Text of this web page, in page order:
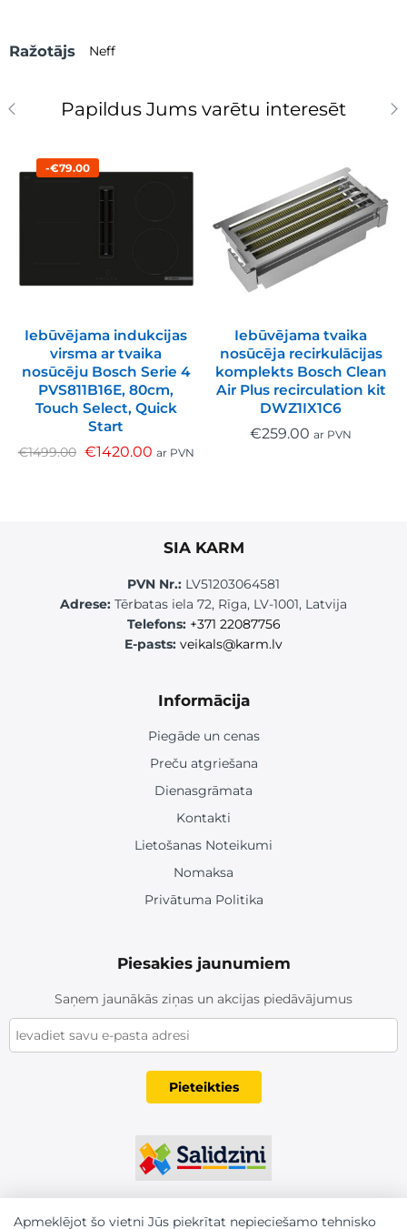
Ražotājs Neff
Papildus Jums varētu interesēt
-€79.00
Iebūvējama indukcijas
virsma ar tvaika
nosūcēju Bosch Serie 4
PVS811B16E, 80cm,
Touch Select, Quick
Start
€1499.00 €1420.00 ar PVN
Iebūvējama tvaika
nosūcēja recirkulācijas
komplekts Bosch Clean
Air Plus recirculation kit
DWZ1IX1C6
€259.00 ar PVN
SIA KARM
PVN Nr.: LV51203064581
Adrese: Tērbatas iela 72, Rīga, LV-1001, Latvija
Telefons: +371 22087756
E-pasts: veikals@karm.lv
Informācija
Piegāde un cenas
Preču atgriešana
Dienasgrāmata
Kontakti
Lietošanas Noteikumi
Nomaksa
Privātuma Politika
Piesakies jaunumiem
Saņem jaunākās ziņas un akcijas piedāvājumus
Pieteikties
Apmeklējot šo vietni Jūs piekrītat nepieciešamo tehnisko